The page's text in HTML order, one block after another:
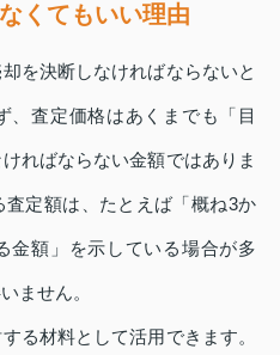
くてもいい理由
を決断しなければならないと
、査定価格はあくまでも「目
ればならない金額ではありま
定額は、たとえば「概ね3か
金額」を示している場合が多
ません。
る材料として活用できます。